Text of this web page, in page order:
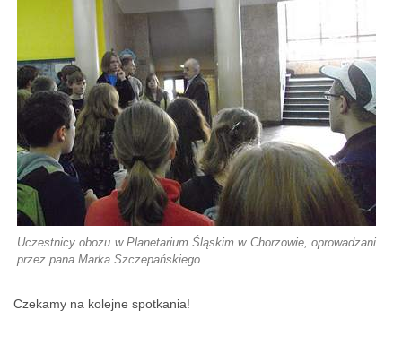
Uczestnicy obozu w Planetarium Śląskim w Chorzowie, oprowadzani
przez pana Marka Szczepańskiego.
Czekamy na kolejne spotkania!